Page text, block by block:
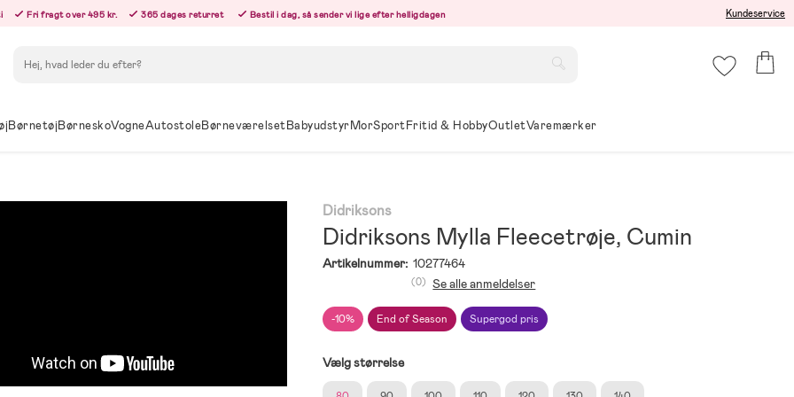
Fri fragt over 495 kr. 365 dages returret Bestil i dag, så sender vi lige efter helligdagen Kundeservice
BørnetøjBørneskoVogneAutostoleBørneværelsetBabyudstyrMorSportFritid & HobbyOutletVaremærker
Didriksons
Didriksons Mylla Fleecetrøje, Cumin
Artikelnummer: 10277464
-10% End of Season Supergod pris
(0) Se alle anmeldelser
Vælg størrelse